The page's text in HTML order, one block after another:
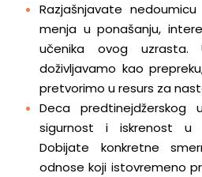
Razjašnjavate
menja u ponašanju,
učenika ovog uzrasta.
doživljavamo kao
pretvorimo u resurs za
Deca predtinejdžerskog
sigurnost i iskrenost u
Dobijate konkretne
odnose koji istovremeno